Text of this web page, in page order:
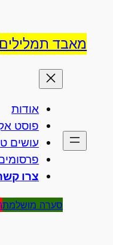
מאבד תמלילים
אודות
פוסט
עושים
צרו
סערה מושלמת